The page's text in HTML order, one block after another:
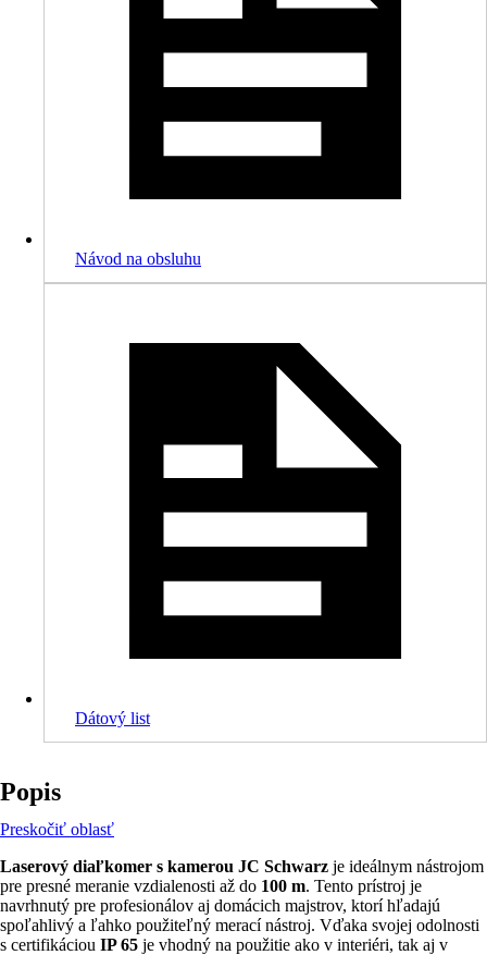
Návod na obsluhu
Dátový list
Popis
Preskočiť oblasť
Laserový diaľkomer s kamerou JC Schwarz je ideálnym nástrojom
pre presné meranie vzdialenosti až do 100 m. Tento prístroj je
navrhnutý pre profesionálov aj domácich majstrov, ktorí hľadajú
spoľahlivý a ľahko použiteľný merací nástroj. Vďaka svojej odolnosti
s certifikáciou IP 65 je vhodný na použitie ako v interiéri, tak aj v